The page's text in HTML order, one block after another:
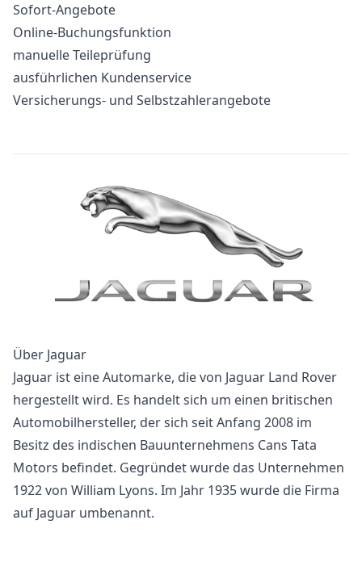
Sofort-Angebote
Online-Buchungsfunktion
manuelle Teileprüfung
ausführlichen Kundenservice
Versicherungs- und Selbstzahlerangebote
Über Jaguar
Jaguar ist eine Automarke, die von Jaguar Land Rover
hergestellt wird. Es handelt sich um einen britischen
Automobilhersteller, der sich seit Anfang 2008 im
Besitz des indischen Bauunternehmens Cans Tata
Motors befindet. Gegründet wurde das Unternehmen
1922 von William Lyons. Im Jahr 1935 wurde die Firma
auf Jaguar umbenannt.